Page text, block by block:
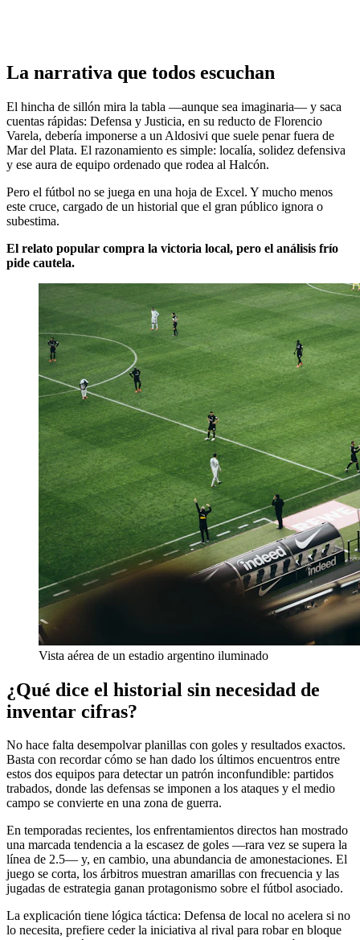
La narrativa que todos escuchan
El hincha de sillón mira la tabla —aunque sea imaginaria— y saca
cuentas rápidas: Defensa y Justicia, en su reducto de Florencio
Varela, debería imponerse a un Aldosivi que suele penar fuera de
Mar del Plata. El razonamiento es simple: localía, solidez defensiva
y ese aura de equipo ordenado que rodea al Halcón.
Pero el fútbol no se juega en una hoja de Excel. Y mucho menos
este cruce, cargado de un historial que el gran público ignora o
subestima.
El relato popular compra la victoria local, pero el análisis frío
pide cautela.
Vista aérea de un estadio argentino iluminado
¿Qué dice el historial sin necesidad de
inventar cifras?
No hace falta desempolvar planillas con goles y resultados exactos.
Basta con recordar cómo se han dado los últimos encuentros entre
estos dos equipos para detectar un patrón inconfundible: partidos
trabados, donde las defensas se imponen a los ataques y el medio
campo se convierte en una zona de guerra.
En temporadas recientes, los enfrentamientos directos han mostrado
una marcada tendencia a la escasez de goles —rara vez se supera la
línea de 2.5— y, en cambio, una abundancia de amonestaciones. El
juego se corta, los árbitros muestran amarillas con frecuencia y las
jugadas de estrategia ganan protagonismo sobre el fútbol asociado.
La explicación tiene lógica táctica: Defensa de local no acelera si no
lo necesita, prefiere ceder la iniciativa al rival para robar en bloque